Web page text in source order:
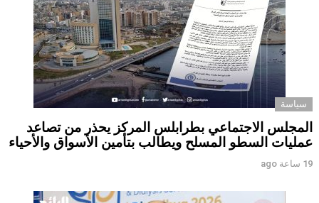
سياسة
المجلس الاجتماعي بطرابلس المركز يحذر من تصاعد
عمليات السطو المسلح ويطالب بتأمين الأسواق والأحياء
19 ساعة ago